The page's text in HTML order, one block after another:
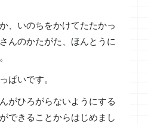
、いのちをかけてたたかっ
んのかたがた、ほんとうに
ぱいです。
がひろがらないようにする
できることからはじめまし